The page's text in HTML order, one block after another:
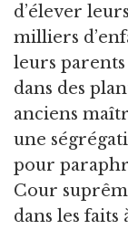
d’élever
milliers
leurs parents
dans des
anciens
une
pour
Cour
dans les faits